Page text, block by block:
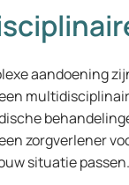
aandoening
zorgverlener
situatie passen.